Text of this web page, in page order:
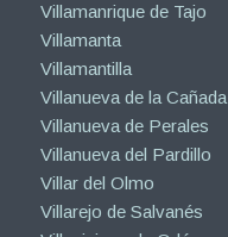
Villamanrique de Tajo
Villamanta
Villamantilla
Villanueva de la Cañada
Villanueva de Perales
Villanueva del Pardillo
Villar del Olmo
Villarejo de Salvanés